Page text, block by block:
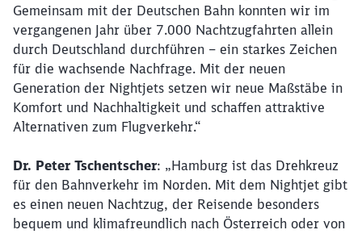
Gemeinsam mit der Deutschen Bahn konnten wir im
vergangenen Jahr über 7.000 Nachtzugfahrten allein
durch Deutschland durchführen – ein starkes Zeichen
für die wachsende Nachfrage. Mit der neuen
Generation der Nightjets setzen wir neue Maßstäbe in
Komfort und Nachhaltigkeit und schaffen attraktive
Alternativen zum Flugverkehr.“
Dr. Peter Tschentscher: „Hamburg ist das Drehkreuz
für den Bahnverkehr im Norden. Mit dem Nightjet gibt
es einen neuen Nachtzug, der Reisende besonders
bequem und klimafreundlich nach Österreich oder von